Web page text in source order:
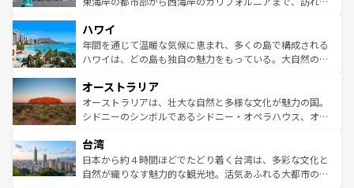
ば市内交通費無料で観光を楽しむこともできる。 なお、新
着のスイス情報はコンテンツ一覧 を参照してほしい。
のような巨大都市は、観光、ショッピング、エンターテイ
ンメントが詰まった刺激的なスポットだ。一方、アメリカ
西部には大自然が広がり、グランドキャニオンやイエロー
部のニューオーリンズでは、音楽と美食が融合した独特の
文化が魅力。旅行者はアメリカの各地域で異なる魅力を楽
しみながら、その多様性と豊かな歴史を感じることができ
ならではの贅沢な旅のスタイルだ。 なお、新着のアメリカ
情報はコンテンツ一覧を参照してほしい。
ハワイ
年間を通じて温暖な気候に恵まれ、多くの島で構成される
ハワイは、どの島も独自の魅力をもっている。大自然の神
ワイ島は見逃せない。また、定番の観光地といえばオアフ
島だが、静かな自然を求めるならマウイ島やカウアイ島が
おすすめ。エメラルドグリーンに輝く海をはじめ、豊かな
れるおもてなしの心で訪れる人々を迎えてくれるハワイの
人々、おいしいローカルフードやハワイアンミュージッ
ク、伝統的なフラダンスなど、すべてがハワイの魅力を彩
オーストラリア
オーストラリアは、壮大な自然と多様な文化が魅力の国。
シドニーのシンボルであるシドニー・オペラハウス、オー
リアリーフや大陸中央部にそびえるウルル（エアーズロッ
ク）、タスマニアの美しい原生林やケアンズの熱帯雨林な
ど、見どころがたくさん。また、カフェやワイン、オージ
台湾
日本から約４時間ほどでたどり着く台湾は、多彩な文化と
自然が織りなす魅力的な観光地。活気あふれる大都市の台